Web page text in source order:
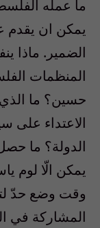
ما عمله
يمكن ان
الضمير. ماذا
حسين؟ ما الذي
الاعتداء على
الدولة؟ ما
يمكن الّا لوم
وقت وضع حدّ
المشاركة في